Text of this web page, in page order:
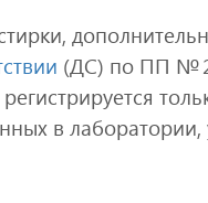
(ДС) по ПП №
в лаборатории,